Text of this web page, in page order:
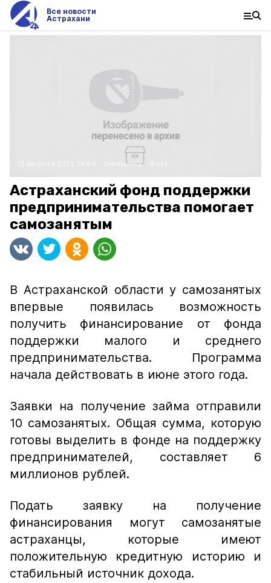
Все новости
Астрахани
Экономика
Астраханский фонд поддержки
предпринимательства помогает
самозанятым
В Астраханской области у самозанятых
впервые появилась возможность
получить финансирование от фонда
поддержки малого и среднего
предпринимательства. Программа
начала действовать в июне этого года.
Заявки на получение займа отправили
10 самозанятых. Общая сумма, которую
готовы выделить в фонде на поддержку
предпринимателей, составляет 6
миллионов рублей.
Подать заявку на получение
финансирования могут самозанятые
астраханцы, которые имеют
положительную кредитную историю и
стабильный источник дохода.